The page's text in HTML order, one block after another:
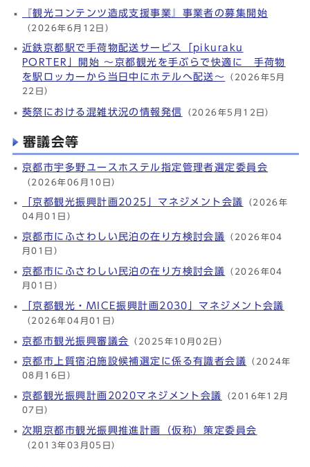
『観光コンテンツ造成支援事業』事業者の募集開始
（2026年6月12日）
近鉄京都駅で手荷物配送サービス「pikuraku
PORTER」開始 ～京都観光を手ぶらで快適に 手荷物
を駅ロッカーから当日中にホテルへ配送～
（2026年5月
22日）
葵祭における混雑状況の情報発信
（2026年5月12日）
審議会等
京都市宇多野ユースホステル指定管理者選定委員会
（2026年06月10日）
「京都観光振興計画2025」マネジメント会議 （2026年
04月01日）
京都市にふさわしい民泊の在り方検討会議
（2026年04
月01日）
京都市にふさわしい民泊の在り方検討会議
（2026年04
月01日）
「京都観光・MICE振興計画2030」マネジメント会議
（2026年04月01日）
京都市観光振興審議会 （2025年10月02日）
京都市上質宿泊施設候補選定に係る有識者会議 （2024年
08月16日）
京都観光振興計画2020マネジメント会議
（2016年12月
07日）
次期京都市観光振興推進計画（仮称）策定委員会
（2013年03月05日）